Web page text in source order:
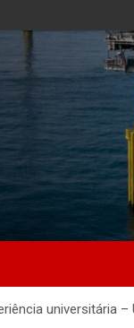
universitária –